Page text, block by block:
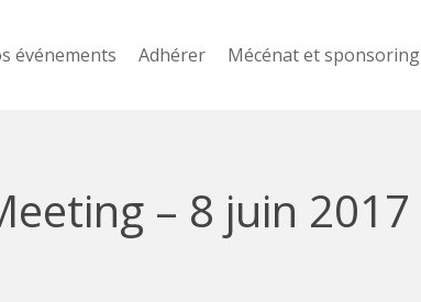
événements Adhérer Mécénat et sponsoring
– 8 juin 2017